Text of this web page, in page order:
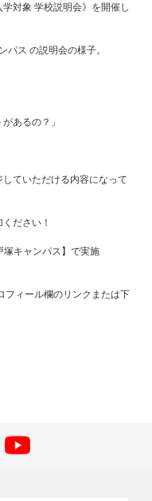
対象 学校説明会》を開催し
パス の説明会の様子。
あるの？」
ていただける内容になって
ださい！
塚キャンパス】で実施
フィール欄のリンクまたは下